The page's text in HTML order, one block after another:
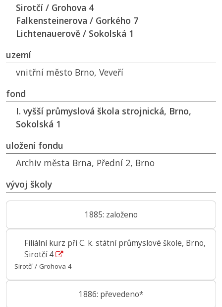
Sirotčí / Grohova 4
Falkensteinerova / Gorkého 7
Lichtenauerově / Sokolská 1
uzemí
vnitřní město Brno, Veveří
fond
I. vyšší průmyslová škola strojnická, Brno,
Sokolská 1
uložení fondu
Archiv města Brna, Přední 2, Brno
vývoj školy
1885: založeno
Filiální kurz při C. k. státní průmyslové škole, Brno,
Sirotčí 4
Sirotčí / Grohova 4
1886: převedeno*